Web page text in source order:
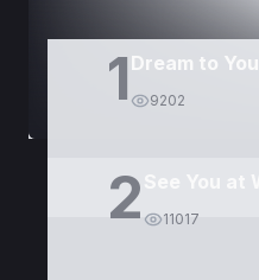
1 Dream to You
9202
2 11017